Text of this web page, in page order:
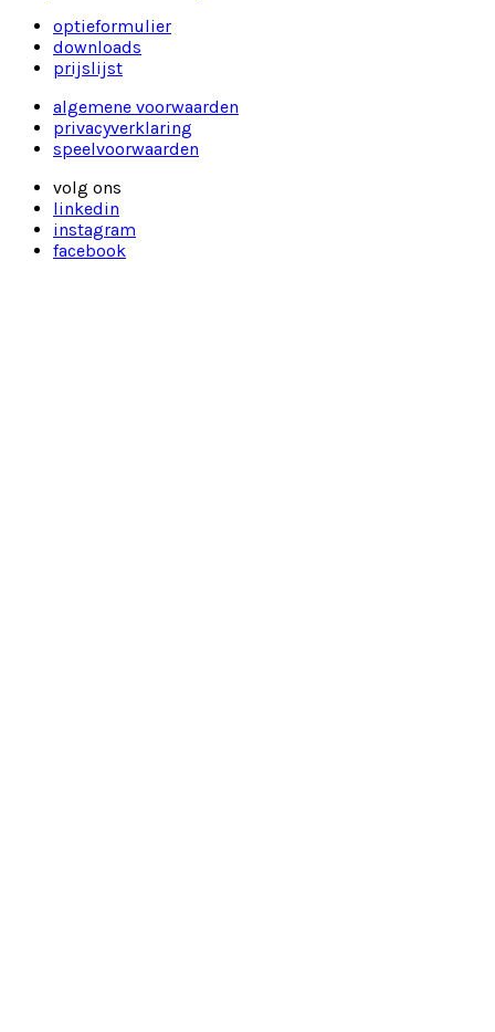
optieformulier
downloads
prijslijst
algemene voorwaarden
privacyverklaring
speelvoorwaarden
volg ons
linkedin
instagram
facebook